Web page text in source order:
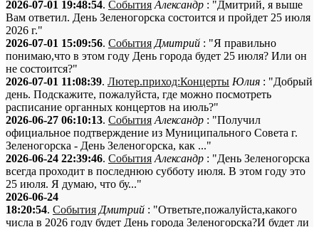
2026-07-01 19:48:54. События Александр : "Дмитрий, я выше
Вам ответил. День Зеленогорска состоится и пройдет 25 июля
2026 г."
2026-07-01 15:09:56. События Дмитрий : "Я правильно
понимаю,что в этом году День города будет 25 июля? Или он
не состоится?"
2026-07-01 11:08:39. Лютер.приход:Концерты Юлия : "Добрый
день. Подскажите, пожалуйста, где можно посмотреть
расписание органных концертов на июль?"
2026-06-27 06:10:13. События Александр : "Получил
официальное подтверждение из Муниципального Совета г.
Зеленогорска - День Зеленогорска, как ..."
2026-06-24 22:39:46. События Александр : "День Зеленогорска
всегда проходит в последнюю субботу июля. В этом году это
25 июля. Я думаю, что бу..."
2026-06-24
18:20:54. События Дмитрий : "Ответьте,пожалуйста,какого
числа в 2026 году будет День города Зеленогорска?И будет ли